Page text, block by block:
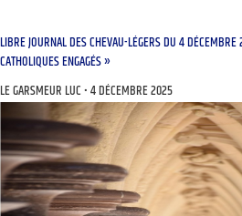
LIBRE JOURNAL DES CHEVAU-LÉGERS DU 4
CATHOLIQUES ENGAGÉS »
LE GARSMEUR LUC 4 DÉCEMBRE 2025